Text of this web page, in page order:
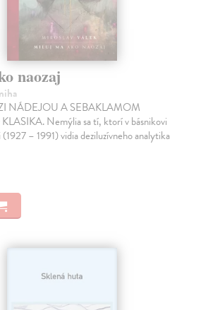
naozaj
NÁDEJOU A SEBAKLAMOM
Nemýlia sa tí, ktorí v básnikovi
– 1991) vidia deziluzívneho analytika